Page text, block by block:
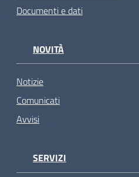
Documenti e dati
NOVITÀ
Notizie
Comunicati
Avvisi
SERVIZI